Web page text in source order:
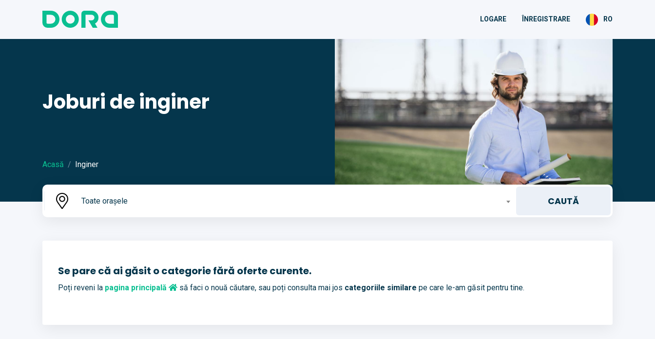
LOGARE ÎNREGISTRARE RO
Joburi de inginer
Acasă Inginer
Toate orașele
Se pare că ai găsit o categorie fără oferte curente.
Poți reveni la pagina principală să faci o nouă căutare, sau poți consulta mai jos categoriile similare pe care le-am găsit pentru tine.